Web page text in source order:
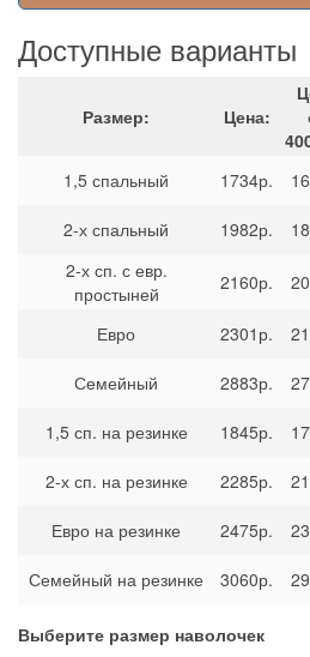
Доступные варианты
Размер: Цена:
1,5 спальный 1734р.
2-х спальный 1982р.
2-х сп. с евр.
простыней
2160р.
Евро 2301р.
Семейный 2883р.
1,5 сп. на резинке 1845р.
2-х сп. на резинке 2285р.
Евро на резинке 2475р.
Семейный на резинке 3060р.
Выберите размер наволочек